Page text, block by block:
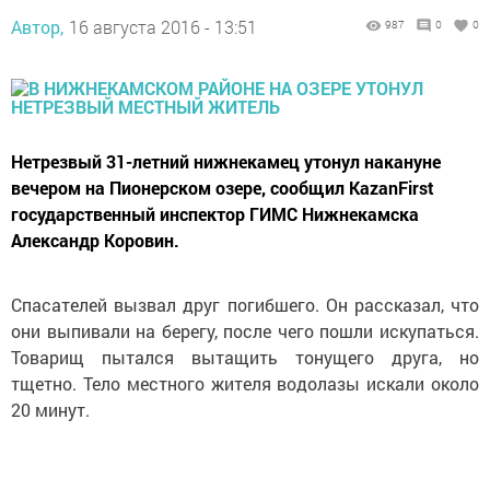
Автор, 16 августа 2016 - 13:51 987 0 0
Нетрезвый 31-летний нижнекамец утонул накануне
вечером на Пионерском озере, сообщил KazanFirst
государственный инспектор ГИМС Нижнекамска
Александр Коровин.
Спасателей вызвал друг погибшего. Он рассказал, что
они выпивали на берегу, после чего пошли искупаться.
Товарищ пытался вытащить тонущего друга, но
тщетно. Тело местного жителя водолазы искали около
20 минут.